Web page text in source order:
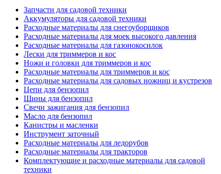
Запчасти для садовой техники
Аккумуляторы для садовой техники
Расходные материалы для снегоуборщиков
Расходные материалы для моек высокого давления
Расходные материалы для газонокосилок
Лески для триммеров и кос
Ножи и головки для триммеров и кос
Расходные материалы для триммеров и кос
Расходные материалы для садовых ножниц и кустрезов
Цепи для бензопил
Шины для бензопил
Свечи зажигания для бензопил
Масло для бензопил
Канистры и масленки
Инструмент заточный
Расходные материалы для ледорубов
Расходные материалы для тракторов
Комплектующие и расходные материалы для садовой
техники